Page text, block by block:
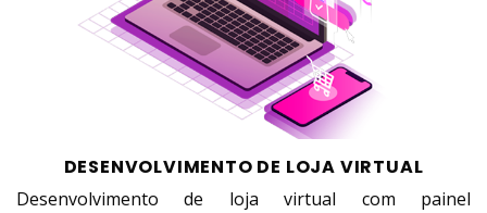
DESENVOLVIMENTO DE LOJA VIRTUAL
Desenvolvimento de loja virtual com painel